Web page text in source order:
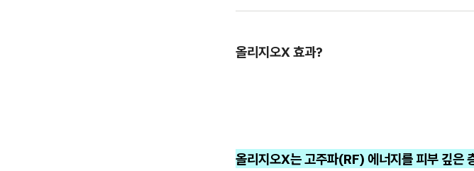
올리지오X 효과?
올리지오X는 고주파(RF) 에너지를 피부 깊은